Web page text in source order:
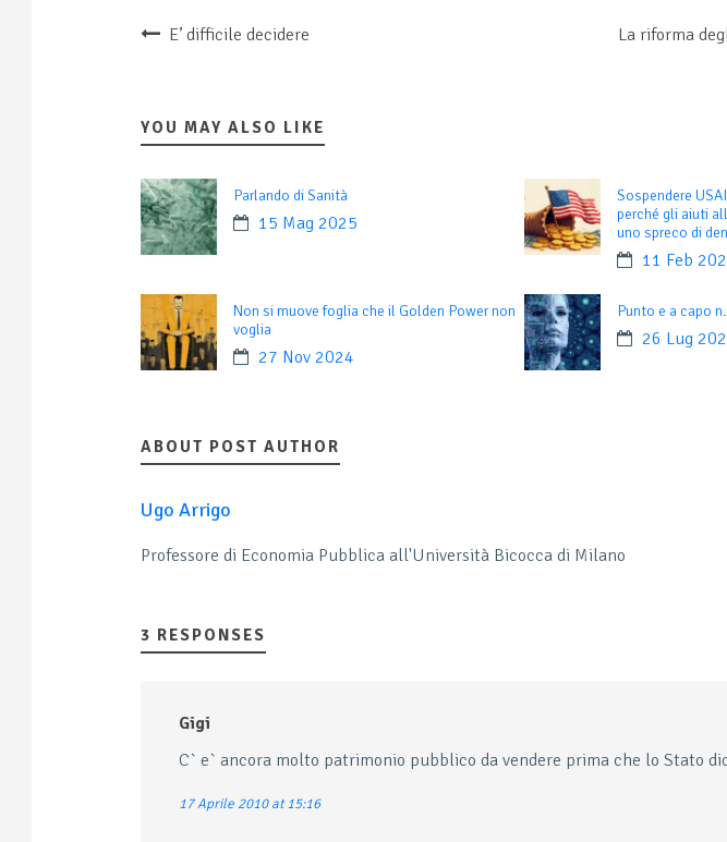
E’ difficile decidere La riforma
YOU MAY ALSO LIKE
Parlando di Sanità
15 Mag 2025
Sospendere
perché gli aiuti
uno spreco di
11 Feb
Non si muove foglia che il Golden Power non
voglia
27 Nov 2024
Punto e a capo
26 Lug
ABOUT POST AUTHOR
Ugo Arrigo
Professore di Economia Pubblica all'Università Bicocca di Milano
3 RESPONSES
Gigi
C` e` ancora molto patrimonio pubblico da vendere prima che lo Stato
17 Aprile 2010 at 15:16